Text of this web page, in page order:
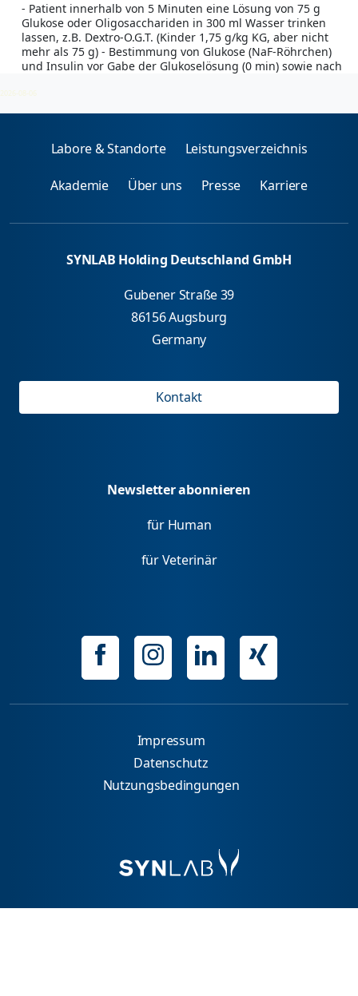
- Patient innerhalb von 5 Minuten eine Lösung von 75 g
Glukose oder Oligosacchariden in 300 ml Wasser trinken
lassen, z.B. Dextro-O.G.T. (Kinder 1,75 g/kg KG, aber nicht
mehr als 75 g) - Bestimmung von Glukose (NaF-Röhrchen)
und Insulin vor Gabe der Glukoselösung (0 min) sowie nach
2026-08-06
Labore & Standorte Leistungsverzeichnis
Akademie Über uns Presse Karriere
SYNLAB Holding Deutschland GmbH
Gubener Straße 39
86156 Augsburg
Germany
Kontakt
Newsletter abonnieren
für Human
für Veterinär
Impressum
Datenschutz
Nutzungsbedingungen